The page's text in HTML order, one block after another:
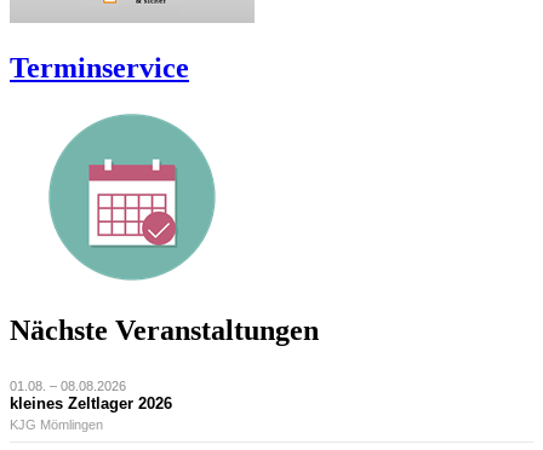
Terminservice
Nächste Veranstaltungen
01.08. – 08.08.2026
kleines Zeltlager 2026
KJG Mömlingen